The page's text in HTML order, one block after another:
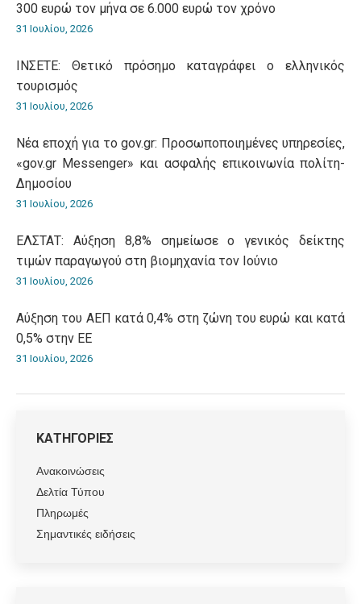
300 ευρώ τον μήνα σε 6.000 ευρώ τον χρόνο
31 Ιουλίου, 2026
ΙΝΣΕΤΕ: Θετικό πρόσημο καταγράφει ο ελληνικός
τουρισμός
31 Ιουλίου, 2026
Νέα εποχή για το gov.gr: Προσωποποιημένες υπηρεσίες,
«gov.gr Messenger» και ασφαλής επικοινωνία πολίτη-
Δημοσίου
31 Ιουλίου, 2026
ΕΛΣΤΑΤ: Αύξηση 8,8% σημείωσε ο γενικός δείκτης
τιμών παραγωγού στη βιομηχανία τον Ιούνιο
31 Ιουλίου, 2026
Αύξηση του ΑΕΠ κατά 0,4% στη ζώνη του ευρώ και κατά
0,5% στην ΕΕ
31 Ιουλίου, 2026
ΚΑΤΗΓΟΡΙΕΣ
Ανακοινώσεις
Δελτία Τύπου
Πληρωμές
Σημαντικές ειδήσεις